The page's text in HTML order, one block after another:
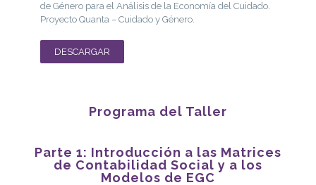
de Género para el Análisis de la Economía del Cuidado.
Proyecto Quanta – Cuidado y Género.
DESCARGAR
Programa del Taller
Parte 1: Introducción a las Matrices
de Contabilidad Social y a los
Modelos de EGC